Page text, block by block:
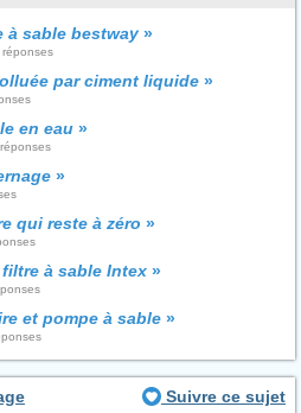
à sable bestway »
réponses
par ciment liquide »
en eau »
»
qui reste à zéro »
à sable Intex »
et pompe à sable »
Suivre ce sujet